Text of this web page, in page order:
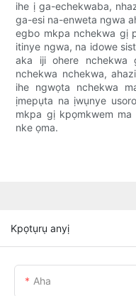
ihe ị ga-echekwaba,
ga-esi na-enweta ngwa
egbo mkpa nchekwa gị
itinye ngwa, na idowe
aka iji ohere nchekwa
nchekwa nchekwa,
ihe ngwọta nchekwa
ịmepụta na ịwụnye
mkpa gị kpọmkwem
nke ọma.
Kpọtụrụ anyị
Aha